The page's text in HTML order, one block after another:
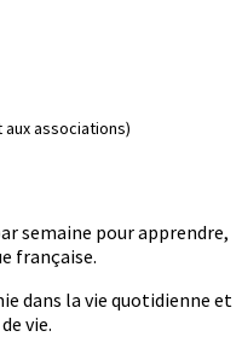
associations)
semaine pour apprendre,
française.
dans la vie quotidienne et
vie.